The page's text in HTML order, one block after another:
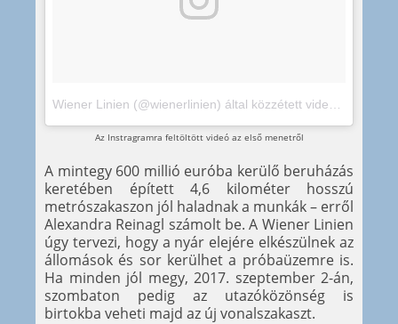
Az Instragramra feltöltött videó az első menetről
A mintegy 600 millió euróba kerülő beruházás
keretében épített 4,6 kilométer hosszú
metrószakaszon jól haladnak a munkák – erről
Alexandra Reinagl számolt be. A Wiener Linien
úgy tervezi, hogy a nyár elejére elkészülnek az
állomások és sor kerülhet a próbaüzemre is.
Ha minden jól megy, 2017. szeptember 2-án,
szombaton pedig az utazóközönség is
birtokba veheti majd az új vonalszakaszt.